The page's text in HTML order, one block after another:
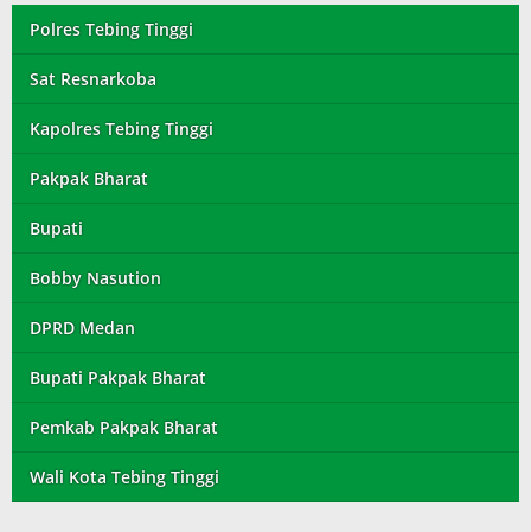
Polres Tebing Tinggi
Sat Resnarkoba
Kapolres Tebing Tinggi
Pakpak Bharat
Bupati
Bobby Nasution
DPRD Medan
Bupati Pakpak Bharat
Pemkab Pakpak Bharat
Wali Kota Tebing Tinggi